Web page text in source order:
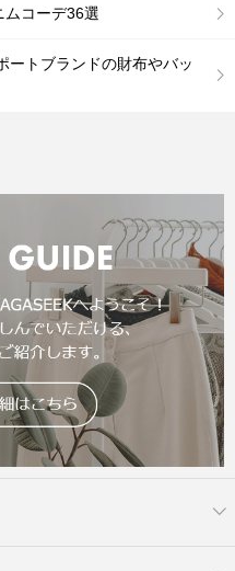
ムコーデ36選
ートブランドの財布やバッ